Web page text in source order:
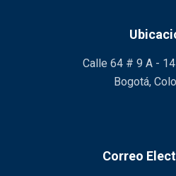
Calle 64 # 9 A -
Bogotá,
Correo